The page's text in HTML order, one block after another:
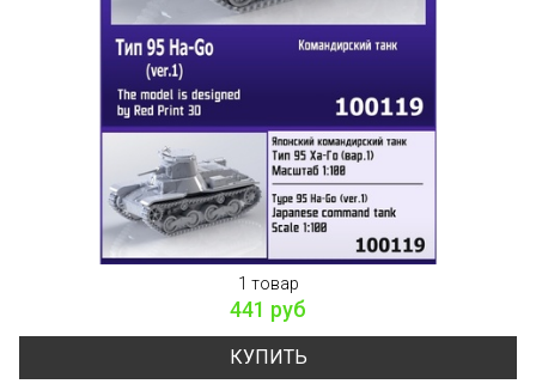
1 товар
441 руб
КУПИТЬ